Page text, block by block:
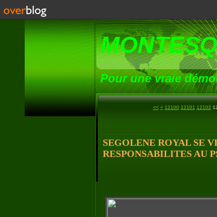
Pour une vraie
<< < 12100 12101 12102
SEGOLENE ROYAL SE
RESPONSABILITES AU